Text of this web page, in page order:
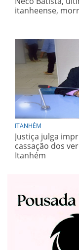
itanheense,
ITANHÉM
Justiça julga
cassação dos
Itanhém